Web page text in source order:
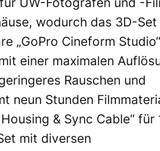
wodurch das 3D-
„GoPro Cineform
einer maximalen
Rauschen und
neun Stunden
& Sync Cable“ für
mit diversen